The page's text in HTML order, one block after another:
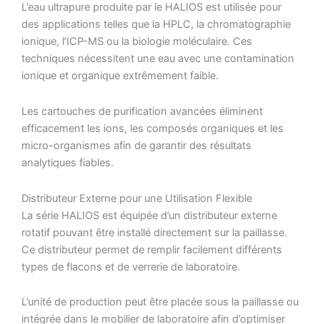
L’eau ultrapure produite par le HALIOS est utilisée pour
des applications telles que la HPLC, la chromatographie
ionique, l’ICP-MS ou la biologie moléculaire. Ces
techniques nécessitent une eau avec une contamination
ionique et organique extrêmement faible.
Les cartouches de purification avancées éliminent
efficacement les ions, les composés organiques et les
micro-organismes afin de garantir des résultats
analytiques fiables.
Distributeur Externe pour une Utilisation Flexible
La série HALIOS est équipée d’un distributeur externe
rotatif pouvant être installé directement sur la paillasse.
Ce distributeur permet de remplir facilement différents
types de flacons et de verrerie de laboratoire.
L’unité de production peut être placée sous la paillasse ou
intégrée dans le mobilier de laboratoire afin d’optimiser